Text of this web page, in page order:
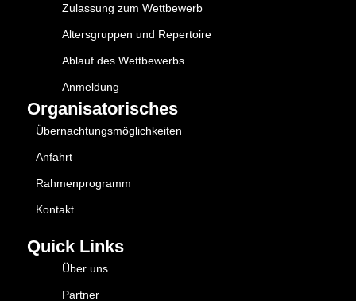
Zulassung zum Wettbewerb
Altersgruppen und Repertoire
Ablauf des Wettbewerbs
Anmeldung
Organisatorisches
Übernachtungsmöglichkeiten
Anfahrt
Rahmenprogramm
Kontakt
Quick Links
Über uns
Partner